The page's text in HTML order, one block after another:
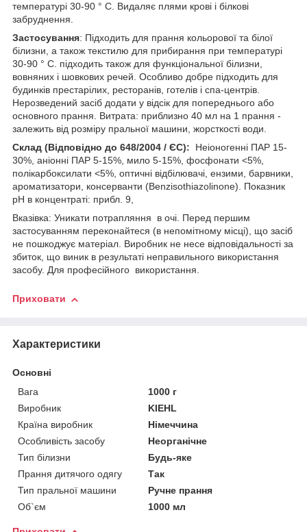
температурі 30-90 ° С. Видаляє плями крові і білкові
забруднення.
Застосування: Підходить для прання кольорової та білої
білизни, а також текстилю для прибирання при температурі
30-90 ° С. підходить також для функціональної білизни,
вовняних і шовкових речей. Особливо добре підходить для
будинків престарілих, ресторанів, готелів і спа-центрів.
Нерозведений засіб додати у відсік для попереднього або
основного прання. Витрата: приблизно 40 мл на 1 прання -
залежить від розміру пральної машини, жорсткості води.
Склад (Відповідно до 648/2004 / ЄС): Неіоногенні ПАР 15-
30%, аніонні ПАР 5-15%, мило 5-15%, фосфонати <5%,
полікарбоксилати <5%, оптичні відбілювачі, ензими, барвники,
ароматизатори, консерванти (Benzisothiazolinone). Показник
pH в концентраті: прибл. 9,
Вказівка: Уникати потрапляння в очі. Перед першим
застосуванням переконайтеся (в непомітному місці), що засіб
не пошкоджує матеріал. Виробник не несе відповідальності за
збиток, що виник в результаті неправильного використання
засобу. Для професійного використання.
Приховати
Характеристики
Основні
Вага
1000 г
Виробник
KIEHL
Країна виробник
Німеччина
Особливість засобу
Неорганічне
Тип білизни
Будь-яке
Прання дитячого одягу
Так
Тип пральної машини
Ручне прання
Об`єм
1000 мл